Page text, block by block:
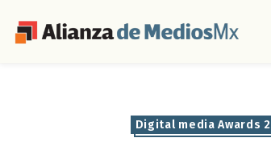
Digital media Awards